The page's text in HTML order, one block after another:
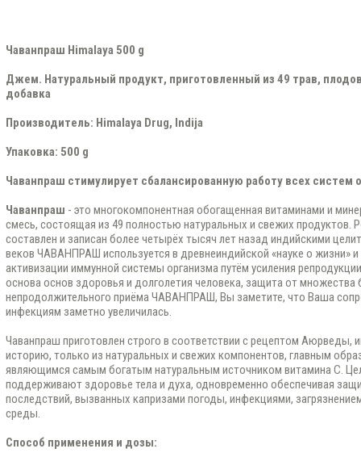
Чаванпраш Himalaya 500 g
Джем. Натуральный продукт, приготовленный из 49 трав,
добавка
Производитель: Himalaya Drug, Indija
Упаковка: 500 g
Чаванпраш стимулирует сбалансированную работу всех систем
Чаванпраш - это многокомпонентная обогащенная витаминами и
смесь, состоящая из 49 полностью натуральных и свежих
составлен и записан более четырёх тысяч лет назад индийскими
веков ЧАВАНПРАШ используется в древнеиндийской «науке о жизни»
активизации иммунной системы организма путём усиления
основа основ здоровья и долголетия человека, защита от множества
непродолжительного приёма ЧАВАНПРАШ, Вы заметите, что Ваша
инфекциям заметно увеличилась.
Чаванпраш приготовлен строго в соответствии с рецептом
историю, только из натуральных и свежих компонентов, главным
являющимся самым богатым натуральным источником витамина С.
поддерживают здоровье тела и духа, одновременно обеспечивая
последствий, вызванных капризами погоды, инфекциями,
среды.
Способ применения и дозы: